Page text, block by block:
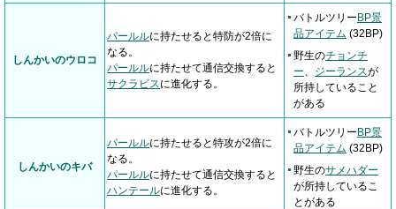
しんかいのウロコ
パールルに持たせると特防が2倍に
なる。
パールルに持たせて通信交換すると
サクラビスに進化する。
バトルツリー BP景
品アイテム (32BP)
野生のチョンチ
ー、 ジーランスが
所持していること
がある
しんかいのキバ
パールルに持たせると特攻が2倍に
なる。
パールルに持たせて通信交換すると
ハンテールに進化する。
バトルツリー BP景
品アイテム (32BP)
野生のサメハダー
が所持しているこ
とがある